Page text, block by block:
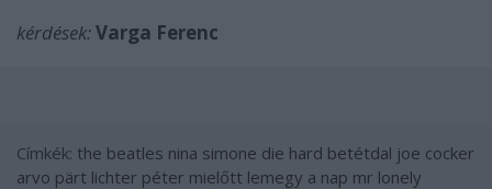
kérdések:Varga Ferenc
Címkék: the beatles nina simone die hard betétdal joe cocker
arvo pärt lichter péter mielőtt lemegy a nap mr lonely